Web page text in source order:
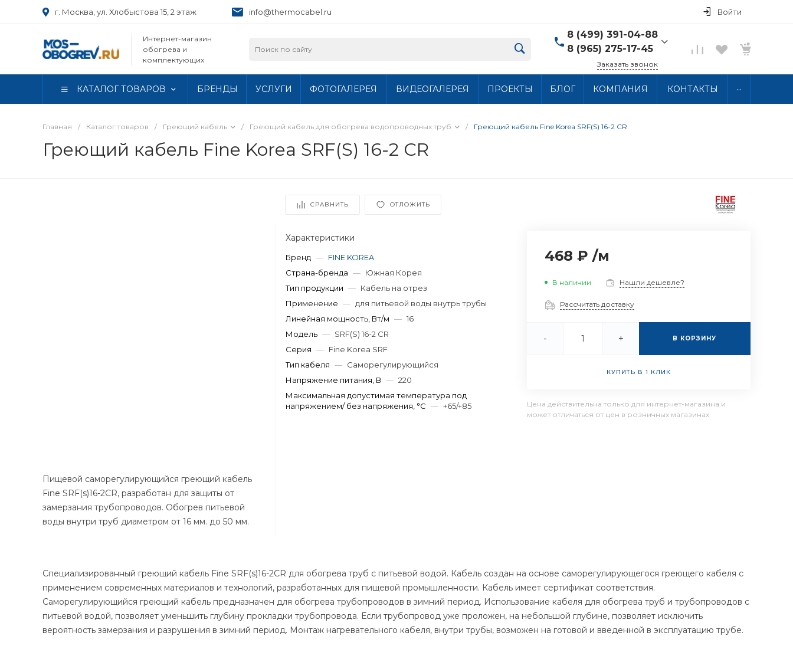
г. Москва, ул. Хлобыстова 15, 2 этаж info@thermocabel.ru Войти
Интернет-магазин
обогрева и
комплектующих
8 (499) 391-04-88
8 (965) 275-17-45
8 (499) 391-04-88
Хлобыстова 15, 2 этаж
Вс: Выходной
Заказать звонок
КАТАЛОГ ТОВАРОВ БРЕНДЫ УСЛУГИ ФОТОГАЛЕРЕЯ ВИДЕОГАЛЕРЕЯ ПРОЕКТЫ БЛОГ КОМПАНИЯ КОНТАКТЫ ...
Главная / Каталог товаров / Греющий кабель / Греющий кабель для обогрева водопроводных труб / Греющий кабель Fine Korea SRF(S) 16-2 CR
Греющий кабель Fine Korea SRF(S) 16-2 CR
СРАВНИТЬ ОТЛОЖИТЬ
Пищевой саморегулирующийся греющий кабель
Fine SRF(s)16-2CR, разработан для защиты от
замерзания трубопроводов. Обогрев питьевой
воды внутри труб диаметром от 16 мм. до 50 мм.
Характеристики
Бренд — FINE KOREA
Страна-бренда — Южная Корея
Тип продукции — Кабель на отрез
Применение — для питьевой воды внутрь трубы
Линейная мощность, Вт/м — 16
Модель — SRF(S) 16-2 CR
Серия — Fine Korea SRF
Тип кабеля — Саморегулирующийся
Напряжение питания, В — 220
Максимальная допустимая температура под
напряжением/ без напряжения, °C — +65/+85
468 ₽/м
В наличии Нашли дешевле?
Рассчитать доставку
- + В КОРЗИНУ
КУПИТЬ В 1 КЛИК
Цена действительна только для интернет-магазина и
может отличаться от цен в розничных магазинах
Специализированный греющий кабель Fine SRF(s)16-2CR для обогрева труб с питьевой водой. Кабель создан на основе саморегулирующегося греющего кабеля с
применением современных материалов и технологий, разработанных для пищевой промышленности. Кабель имеет сертификат соответствия.
Саморегулирующийся греющий кабель предназначен для обогрева трубопроводов в зимний период. Использование кабеля для обогрева труб и трубопроводов с
питьевой водой, позволяет уменьшить глубину прокладки трубопровода. Если трубопровод уже проложен, на небольшой глубине, позволяет исключить
вероятность замерзания и разрушения в зимний период. Монтаж нагревательного кабеля, внутри трубы, возможен на готовой и введенной в эксплуатацию трубе.